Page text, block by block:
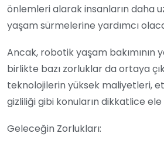
önlemleri alarak insanların daha
yaşam sürmelerine yardımcı
Ancak, robotik yaşam bakımının
birlikte bazı zorluklar da ortaya
teknolojilerin yüksek maliyetleri,
gizliliği gibi konuların dikkatlice ele
Geleceğin Zorlukları: